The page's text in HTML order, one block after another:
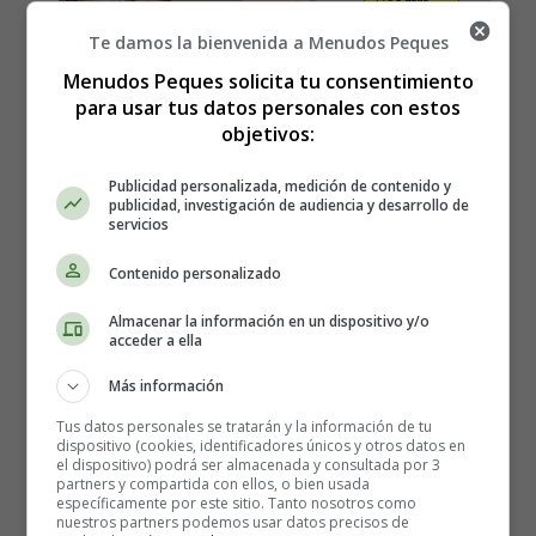
"¿Es una niña o un niño?, esto es lo que todo el mundo
pregunta a una mujer embarazada cuyo embarazo es
evidente a primera vista. Si el nombre de su futuro bebé
es tan importante, es porque nombrar a su hijo es un acto
simbólico fundamental, una de las decisiones más
nombre a tu hijo significa darle desde el principio el
la sociedad. De repente, no es cualquiera, es Mateo o
Elisa. Después de la vida, éste es el primer regalo que le
harás a tu hijo, así que es mejor ser consciente de la
magnitud de esta decisión y hacer la elección correcta.
El nombre de tu hijo le acompañará toda su vida,
tendrá que decirlo y escucharlo un millón de veces,
la escuela y más adelante en su vida adulta. Elegir un
Te damos la bienvenida a Menudos Peques
Menudos Peques solicita tu consentimiento
para usar tus datos personales con estos
objetivos:
Publicidad personalizada, medición de contenido y
publicidad, investigación de audiencia y desarrollo de
servicios
Contenido personalizado
Almacenar la información en un dispositivo y/o
acceder a ella
Más información
Tus datos personales se tratarán y la información de tu
dispositivo (cookies, identificadores únicos y otros datos en
el dispositivo) podrá ser almacenada y consultada por 3
partners y compartida con ellos, o bien usada
específicamente por este sitio. Tanto nosotros como
nuestros partners podemos usar datos precisos de